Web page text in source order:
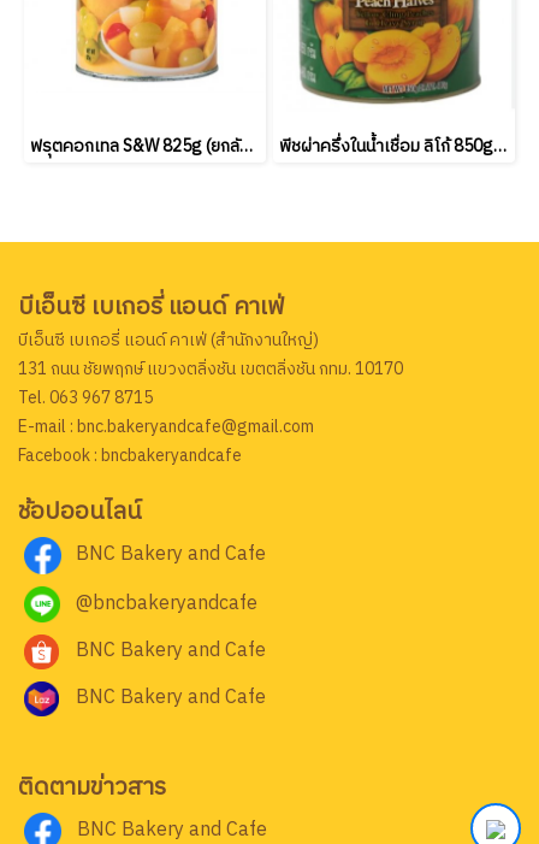
ฟรุตคอกเทล S&W 825g (ยกลัง24 กระป๋อง) พีชผ่าครึ่งในน้ำเชื่อม ลิโก้ 850g (ยกลัง12 กระป๋อง)
บีเอ็นซี เบเกอรี่ แอนด์ คาเฟ่
บีเอ็นซี เบเกอรี่ แอนด์ คาเฟ่ (สำนักงานใหญ่)
131 ถนน ชัยพฤกษ์ แขวงตลิ่งชัน เขตตลิ่งชัน กทม. 10170
Tel. 063 967 8715
E-mail : bnc.bakeryandcafe@gmail.com
Facebook : bncbakeryandcafe
ช้อปออนไลน์
BNC Bakery and Cafe
@bncbakeryandcafe
BNC Bakery and Cafe
BNC Bakery and Cafe
ติดตามข่าวสาร
BNC Bakery and Cafe